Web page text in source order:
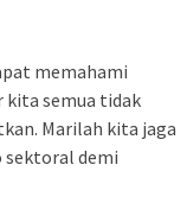
memahami
kita semua tidak
Marilah kita jaga
sektoral demi